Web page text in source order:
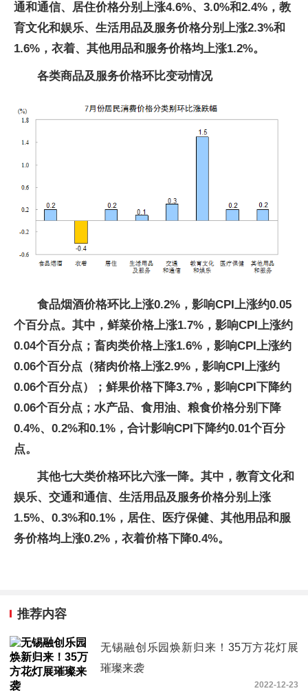
通和通信、居住价格分别上涨4.6%、3.0%和2.4%，教
育文化和娱乐、生活用品及服务价格分别上涨2.3%和
1.6%，衣着、其他用品和服务价格均上涨1.2%。
各类商品及服务价格环比变动情况
食品烟酒价格环比上涨0.2%，影响CPI上涨约0.05
个百分点。其中，鲜菜价格上涨1.7%，影响CPI上涨约
0.04个百分点；畜肉类价格上涨1.6%，影响CPI上涨约
0.06个百分点（猪肉价格上涨2.9%，影响CPI上涨约
0.06个百分点）；鲜果价格下降3.7%，影响CPI下降约
0.06个百分点；水产品、食用油、粮食价格分别下降
0.4%、0.2%和0.1%，合计影响CPI下降约0.01个百分
点。
其他七大类价格环比六涨一降。其中，教育文化和
娱乐、交通和通信、生活用品及服务价格分别上涨
1.5%、0.3%和0.1%，居住、医疗保健、其他用品和服
务价格均上涨0.2%，衣着价格下降0.4%。
推荐内容
无锡融创乐园焕新归来！35万方花灯展
璀璨来袭
2022-12-23